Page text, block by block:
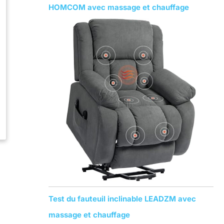
HOMCOM avec massage et chauffage
Test du fauteuil inclinable LEADZM avec
massage et chauffage